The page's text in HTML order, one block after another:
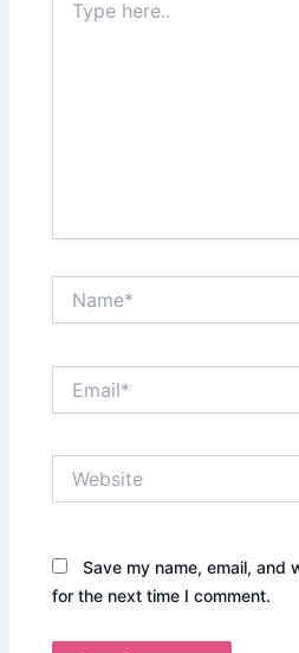
here..
Save my name, email, and
for the next time I comment.